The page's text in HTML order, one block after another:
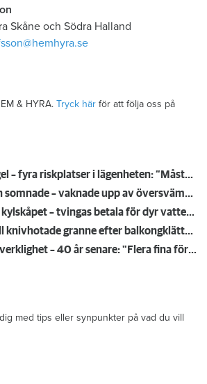
Skåne och Södra Halland
& HYRA. Tryck här för att följa oss på
Så undviker du mögel – fyra riskplatser i lägenheten: ”Måste städa bort”
Satte på vattnet och somnade – vaknade upp av översvämning hos grannen
Rensade inte hålet i kylskåpet – tvingas betala för dyr vattenskada
Naken gängkriminell knivhotade granne efter balkongklättring
Kompisdealen blev verklighet – 40 år senare: "Flera fina fördelar med att dela bostad"
med tips eller synpunkter på vad du vill